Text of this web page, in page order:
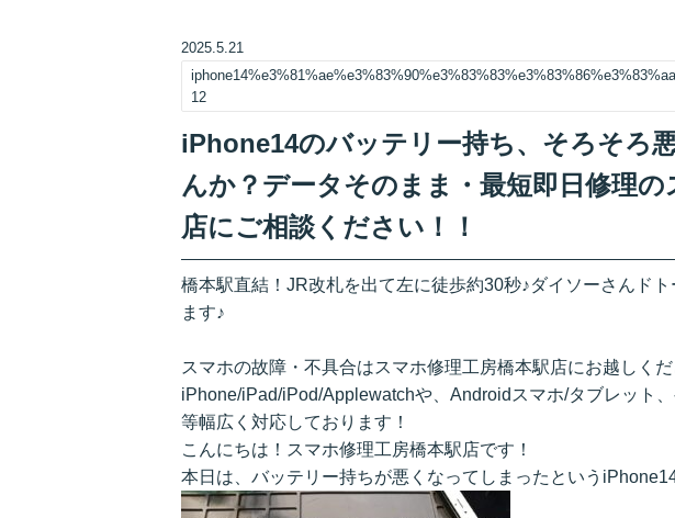
2025.5.21
12
iPhone14のバッテリー持ち、そろそろ
んか？データそのまま・最短即日修理
店にご相談ください！！
橋本駅直結！JR改札を出て左に徒歩約30秒♪ダイソーさんド
ます♪
スマホの故障・不具合はスマホ修理工房橋本駅店にお越しくだ
iPhone/iPad/iPod/Applewatchや、Androidスマホ/タブレット
等幅広く対応しております！
こんにちは！スマホ修理工房橋本駅店です！
本日は、バッテリー持ちが悪くなってしまったという